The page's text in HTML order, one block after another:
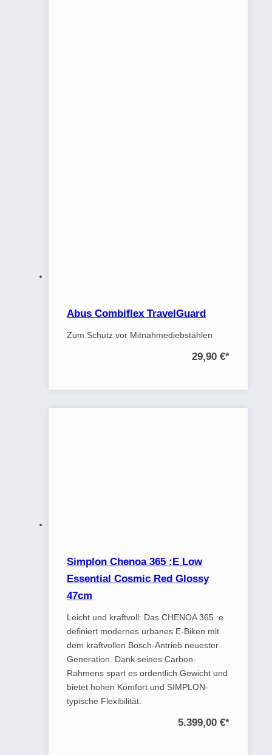
Abus Combiflex TravelGuard
Zum Schutz vor Mitnahmediebstählen
29,90 €*
Simplon Chenoa 365 :E Low
Essential Cosmic Red Glossy
47cm
Leicht und kraftvoll: Das CHENOA 365 :e
definiert modernes urbanes E-Biken mit
dem kraftvollen Bosch-Antrieb neuester
Generation. Dank seines Carbon-
Rahmens spart es ordentlich Gewicht und
bietet hohen Komfort und SIMPLON-
typische Flexibilität.
5.399,00 €*